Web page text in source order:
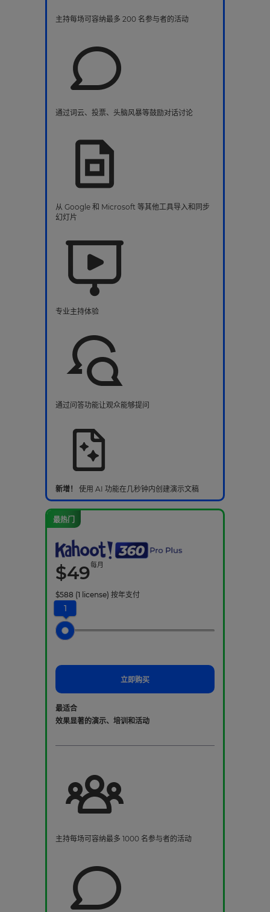
主持每场可容纳最多 200 名参与者的活动
通过词云、投票、头脑风暴等鼓励对话讨论
从 Google 和 Microsoft 等其他工具导入和同步
幻灯片
专业主持体验
通过问答功能让观众能够提问
新增！ 使用 AI 功能在几秒钟内创建演示文稿
最热门
$49每月
$588 (1 license) 按年支付
1
立即购买
最适合
效果显著的演示、培训和活动
主持每场可容纳最多 1000 名参与者的活动